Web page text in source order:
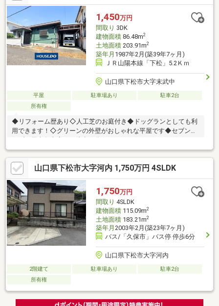
1,450万円
間取り 3DK
建物面積86.48m2
土地面積203.91m2
築年月 1987年2月(築39年7ヶ月)
ＪＲ山陽本線「下松」5.2Ｋｍ
山口県下松市大字末武中
平屋 駐車場あり
駐車2台
所有権
◆リフォーム歴あり◇人工芝のお庭付き◆ドッグランとしても利
用できます！◇グリーンの外壁がおしゃれな平屋です◆セブンイ
レブン周南久米店まで徒歩８分！
山口県下松市大字河内 1,750万円 4SLDK
1,750万円
間取り 4SLDK
建物面積115.09m2
土地面積183.21m2
築年月 2003年2月(築23年7ヶ月)
バス/「久保市」バス停 停歩6分
山口県下松市大字河内
2階建て 駐車場あり
駐車2台
所有権